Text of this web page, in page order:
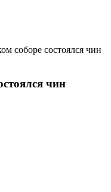
соборе состоялся чин
чин